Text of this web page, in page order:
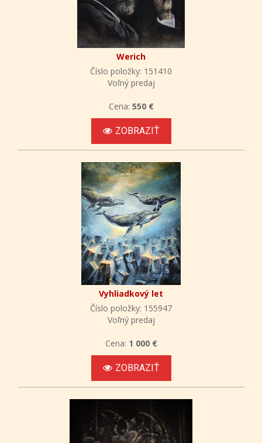
Werich
Číslo položky: 151410
Voľný predaj
Cena: 550 €
ZOBRAZIŤ
Vyhliadkový let
Číslo položky: 155947
Voľný predaj
Cena: 1 000 €
ZOBRAZIŤ